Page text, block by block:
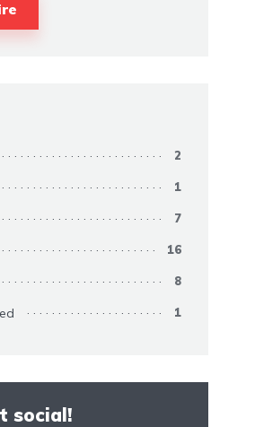
2
1
7
16
8
1
social!